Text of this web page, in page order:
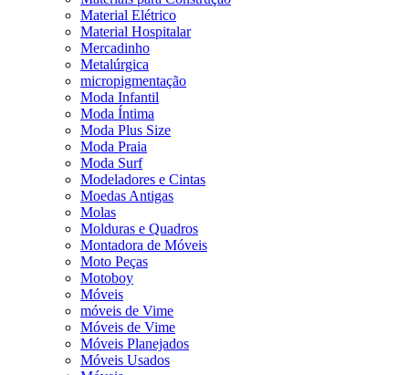
Material Elétrico
Material Hospitalar
Mercadinho
Metalúrgica
micropigmentação
Moda Infantil
Moda Íntima
Moda Plus Size
Moda Praia
Moda Surf
Modeladores e Cintas
Moedas Antigas
Molas
Molduras e Quadros
Montadora de Móveis
Moto Peças
Motoboy
Móveis
móveis de Vime
Móveis de Vime
Móveis Planejados
Móveis Usados